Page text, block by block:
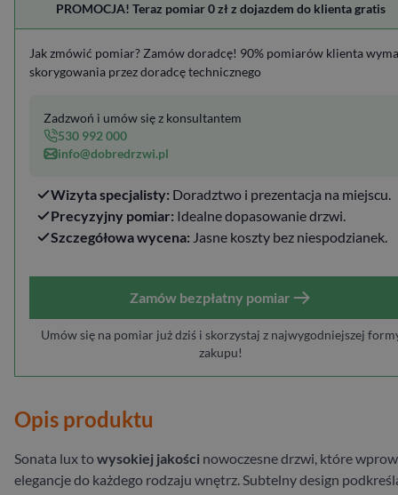
PROMOCJA! Teraz pomiar 0 zł z dojazdem do klienta gratis
Jak zmówić pomiar? Zamów doradcę! 90% pomiarów klienta
skorygowania przez doradcę technicznego
Wizyta specjalisty: Doradztwo i prezentacja na miejscu.
Precyzyjny pomiar: Idealne dopasowanie drzwi.
Szczegółowa wycena: Jasne koszty bez niespodzianek.
Zadzwoń i umów się z konsultantem
530 992 000
info@dobredrzwi.pl
Zamów bezpłatny pomiar
Umów się na pomiar już dziś i skorzystaj z najwygodniejszej
zakupu!
Opis produktu
Sonata lux towysokiej jakości nowoczesne drzwi, które
elegancje do każdego rodzaju wnętrz. Subtelny design